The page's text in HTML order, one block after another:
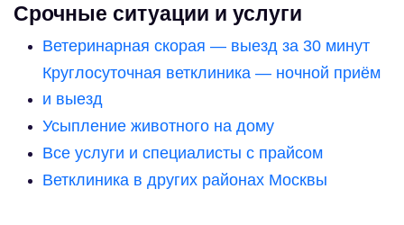
Срочные ситуации и услуги
Ветеринарная скорая — выезд за 30 минут
Круглосуточная ветклиника — ночной приём
и выезд
Усыпление животного на дому
Все услуги и специалисты с прайсом
Ветклиника в других районах Москвы